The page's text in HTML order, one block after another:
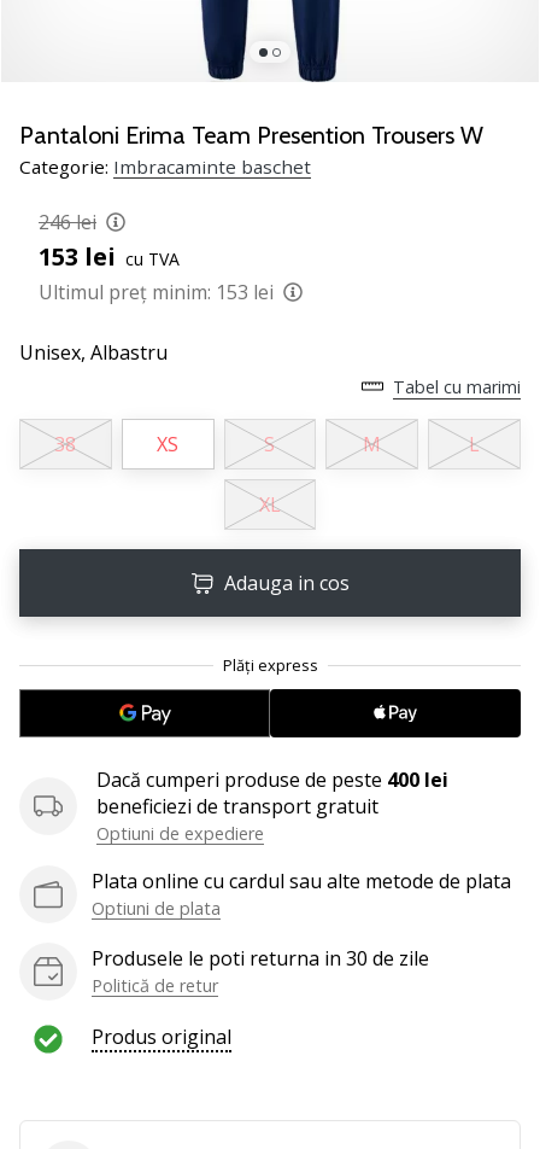
un
fan
al
ca
și
noi?
nouă
Ambasador
brandului.
articolele
Pantaloni Erima Team Presention Trousers W
Categorie: Imbracaminte baschet
246 lei
153 lei cu TVA
Ultimul preț minim: 153 lei
Unisex, Albastru
Tabel cu marimi
38 XS S M L
XL
Adauga in cos
Dacă cumperi produse de peste 400 lei
beneficiezi de transport gratuit
Optiuni de expediere
Plata online cu cardul sau alte metode de plata
Optiuni de plata
Produsele le poti returna in 30 de zile
Politică de retur
Produs original